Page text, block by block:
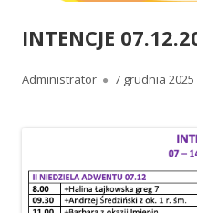
INTENCJE
Autor
Administrator Opublikowano
7 grudnia 2025